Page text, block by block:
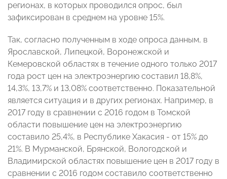
регионах, в которых проводился опрос, был
зафиксирован в среднем на уровне 15%.
Так, согласно полученным в ходе опроса данным, в
Ярославской, Липецкой, Воронежской и
Кемеровской областях в течение одного только 2017
года рост цен на электроэнергию составил 18,8%,
14,3%, 13,7% и 13,08% соответственно. Показательной
является ситуация и в других регионах. Например, в
2017 году в сравнении с 2016 годом в Томской
области повышение цен на электроэнергию
составило 25,4%, в Республике Хакасия - от 15% до
21%. В Мурманской, Брянской, Вологодской и
Владимирской областях повышение цен в 2017 году в
сравнении с 2016 годом составило соответственно